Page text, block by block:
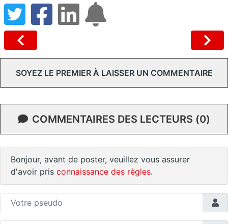
SOYEZ LE PREMIER À LAISSER UN COMMENTAIRE
COMMENTAIRES DES LECTEURS (0)
Bonjour, avant de poster, veuillez vous assurer
d'avoir pris connaissance des règles.